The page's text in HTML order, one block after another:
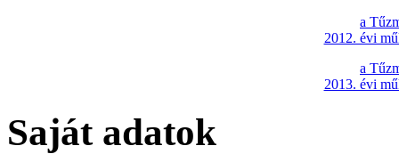
a
2012. évi
a
2013. évi
Saját adatok